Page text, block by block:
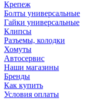
Крепеж
Болты универсальные
Гайки универсальные
Клипсы
Разъемы, колодки
Хомуты
Автосервис
Наши магазины
Бренды
Как купить
Условия оплаты